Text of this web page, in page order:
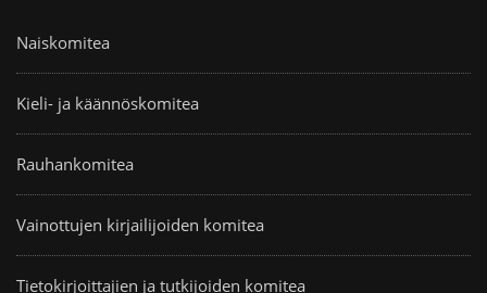
Naiskomitea
Kieli- ja käännöskomitea
Rauhankomitea
Vainottujen kirjailijoiden komitea
Tietokirjoittajien ja tutkijoiden komitea